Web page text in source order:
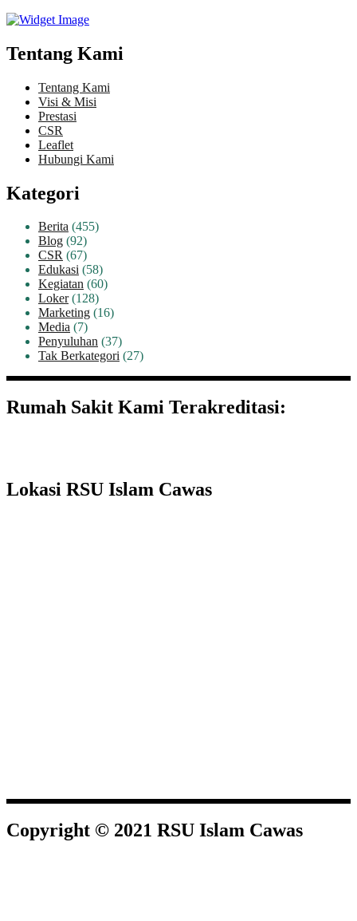
Tentang Kami
Tentang Kami
Visi & Misi
Prestasi
CSR
Leaflet
Hubungi Kami
Kategori
Berita (455)
Blog (92)
CSR (67)
Edukasi (58)
Kegiatan (60)
Loker(128)
Marketing (16)
Media (7)
Penyuluhan (37)
Tak Berkategori (27)
Rumah Sakit Kami Terakreditasi:
Lokasi RSU Islam Cawas
Copyright © 2021 RSU Islam Cawas